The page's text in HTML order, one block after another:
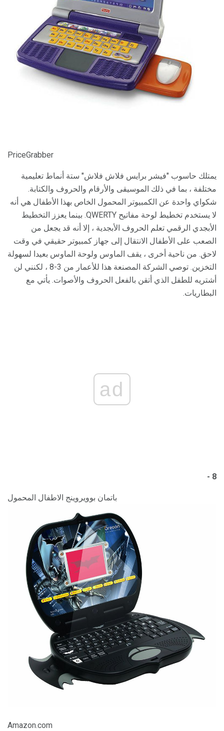
PriceGrabber
يمتلك حاسوب "فيشر برايس فلاش فلاش" ستة أنماط تعليمية
مختلفة ، بما في ذلك الموسيقى والأرقام والحروف والكتابة.
شكواي واحدة عن الكمبيوتر المحمول الخاص بهذا الأطفال هي أنه
لا يستخدم تخطيط لوحة مفاتيح QWERTY. بينما يعزز التخطيط
الأبجدي الرقمي تعلم الحروف الأبجدية ، إلا أنه قد يجعل من
الصعب على الأطفال الانتقال إلى جهاز كمبيوتر حقيقي في وقت
لاحق. من ناحية أخرى ، يقف الماوس ولوحة الماوس بعيدا لسهولة
التخزين. توصي الشركة المصنعة هذا للأعمار من 3-8 ، لكنني لن
أشتريه للطفل الذي أتقن بالفعل الحروف والأصوات. يأتي مع
البطاريات.
ad
8 -
باتمان بوويروينج الاطفال المحمول
Amazon.com